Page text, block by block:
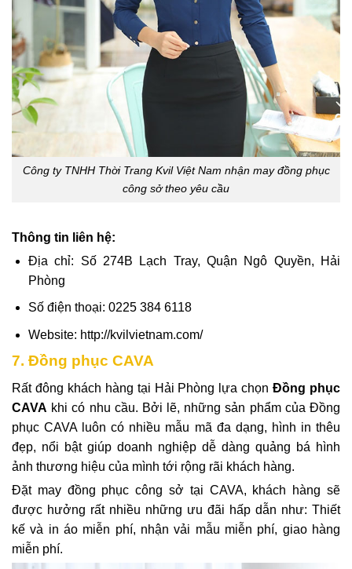
Công ty TNHH Thời Trang Kvil Việt Nam nhận may đồng phục
công sở theo yêu cầu
Thông tin liên hệ:
Địa chỉ: Số 274B Lạch Tray, Quận Ngô Quyền, Hải
Phòng
Số điện thoại: 0225 384 6118
Website: http://kvilvietnam.com/
7. Đồng phục CAVA
Rất đông khách hàng tại Hải Phòng lựa chọnĐồng phục
CAVA khi có nhu cầu. Bởi lẽ, những sản phẩm của Đồng
phục CAVA luôn có nhiều mẫu mã đa dạng, hình in thêu
đẹp, nổi bật giúp doanh nghiệp dễ dàng quảng bá hình
ảnh thương hiệu của mình tới rộng rãi khách hàng.
Đặt may đồng phục công sở tại CAVA, khách hàng sẽ
được hưởng rất nhiều những ưu đãi hấp dẫn như: Thiết
kế và in áo miễn phí, nhận vải mẫu miễn phí, giao hàng
miễn phí.